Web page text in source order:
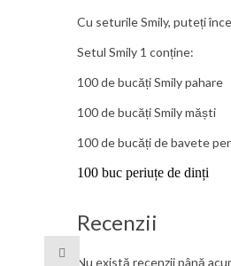
Cu seturile Smily, puteți
Setul Smily 1 conține:
100 de bucăți Smily pahare
100 de bucăți Smily măști
100 de bucăți de bavete
100 buc periuțe de dinți
Recenzii
Nu există recenzii până